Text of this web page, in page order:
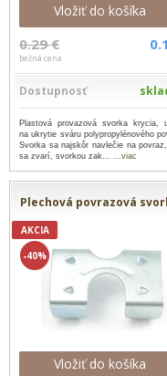
Vložiť do košíka
0.29 €
bežná cena
Dostupnosť
Plastová provazová svorka krycia,
na ukrytie sváru polypropylénového
Svorka sa najskôr navlečie na
sa zvarí, svorkou zak...
...viac
Plechová povrazová
AKCIA
-40%
Vložiť do košíka